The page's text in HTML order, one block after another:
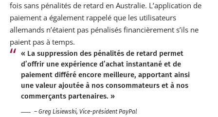
fois sans pénalités de retard en Australie. L’application de
paiement a également rappelé que les utilisateurs
allemands n’étaient pas pénalisés financièrement s’ils ne
paient pas à temps.
« La suppression des pénalités de retard permet
d’offrir une expérience d’achat instantané et de
paiement différé encore meilleure, apportant ainsi
une valeur ajoutée à nos consommateurs et à nos
commerçants partenaires. »
– Greg Lisiewski, Vice-président PayPal